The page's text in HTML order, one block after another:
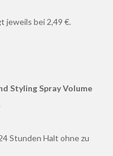
jeweils bei 2,49 €.